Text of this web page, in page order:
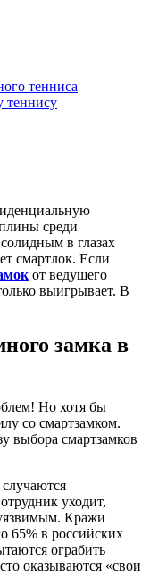
тенниса
теннису
среди
в глазах
смартлок. Если
от ведущего
выигрывает. В
замка в
Но хотя бы
со смартзамком.
выбора смартзамков
уходит,
Кражи
65% в российских
ограбить
оказываются «свои